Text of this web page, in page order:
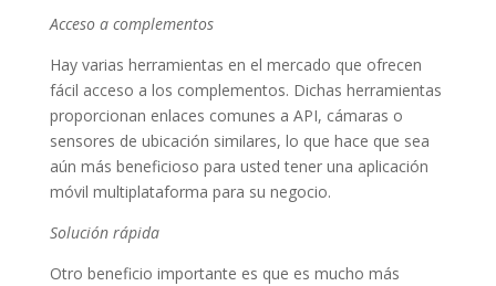
Acceso a complementos
Hay varias herramientas en el mercado que ofrecen
fácil acceso a los complementos. Dichas herramientas
proporcionan enlaces comunes a API, cámaras o
sensores de ubicación similares, lo que hace que sea
aún más beneficioso para usted tener una aplicación
móvil multiplataforma para su negocio.
Solución rápida
Otro beneficio importante es que es mucho más